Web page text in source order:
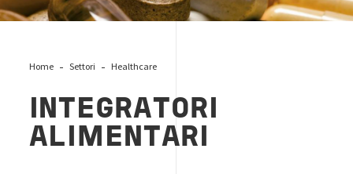
Home Settori Healthcare
INTEGRATORI
ALIMENTARI